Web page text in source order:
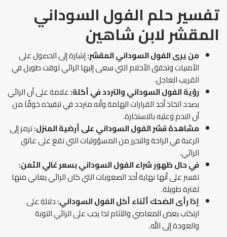
تفسير حلم الفول السوداني
المقشرلابن شاهين
من يرىالفول السوداني المقشر:إشارة إلى الحصول على
الأمنيات وتحقق الأحلام التي سعى إليها الرائي لوقت طويل في
القريب العاجل.
رؤية الفول السوداني والتردد في أكلة:علامة على أن الرائي
بصدد اتخاذ أحد القرارات الهامة وأنه متردد في تنفيذه خوفًا من
أن الندم وعليه بالاستخارة.
مشاهدة قشر الفول السوداني على أرضية المنزل:ترمز إلى
الرغبة في الراحة والتحرر من المسؤوليات التي تقع على عاتق
الرائي.
في حال ظهور شراء الفول السوداني بسعر غالي الثمن:
تفسر على أنها نهاية أحد الصعوبات التي كان الرائي يعاني منها
لفترة طويلة.
إذا رأى الضحك أثناء أكل الفول السوداني:دلالة على
ارتكاب بعض المعاصي والآثام لذا يجب على الرائي التوبة
والعودة إلى الله.